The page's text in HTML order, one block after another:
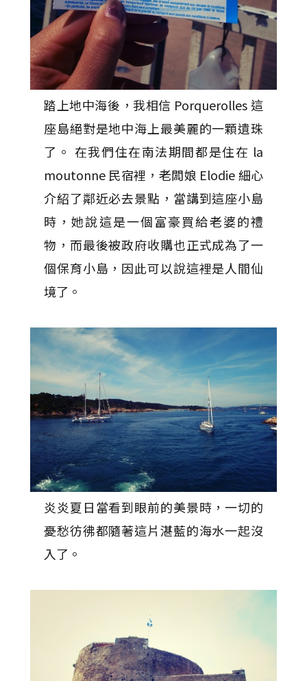
踏上地中海後，我相信 Porquerolles 這
座島絕對是地中海上最美麗的一顆遺珠
了。 在我們住在南法期間都是住在 la
moutonne 民宿裡，老闆娘 Elodie 細心
介紹了鄰近必去景點，當講到這座小島
時，她說這是一個富豪買給老婆的禮
物，而最後被政府收購也正式成為了一
個保育小島，因此可以說這裡是人間仙
境了。
炎炎夏日當看到眼前的美景時，一切的
憂愁彷彿都隨著這片湛藍的海水一起沒
入了。